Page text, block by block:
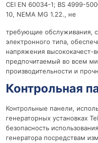
CEI EN 60034-1; BS 4999-
10, NEMA MG 1.22., не
требующие обслуживания,
электронного типа,
напряжения высококачест-
предпочитаемый во всем
производительности и
Контрольная
Контрольные панели,
генераторных установках
безопасность
генератора посредствам